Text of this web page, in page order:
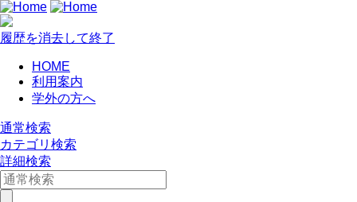
履歴を消去して終了
HOME
利用案内
学外の方へ
通常検索
カテゴリ検索
詳細検索